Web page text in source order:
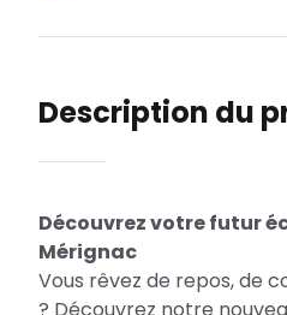
Description du
Découvrez votre futur
Mérignac
Vous rêvez de repos, de